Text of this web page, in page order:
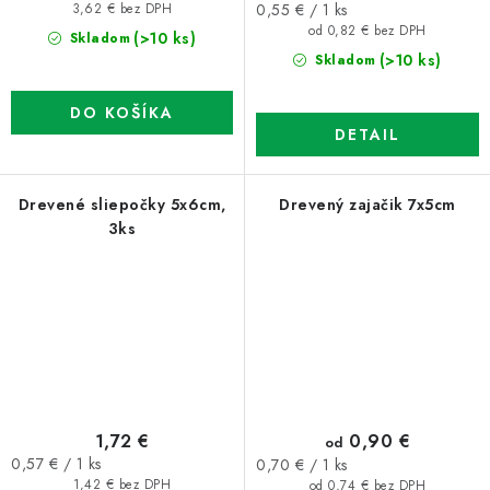
Skladom (>10 ks)
3,62 € bez DPH
DO KOŠÍKA
Skladom (>10 ks)
od 0,82 € bez DPH
Jednotková
0,55 € / 1 ks
DETAIL
Drevené sliepočky 5x6cm,
3ks
1,42 € bez DPH
1,72 €
Jednotková
0,57 € / 1 ks
Drevený zajačik 7x5cm
od 0,74 € bez DPH
od 0,90 €
Jednotková
0,70 € / 1 ks